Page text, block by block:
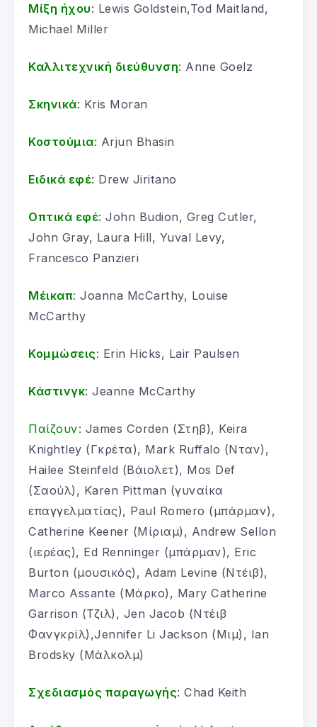
Μίξη ήχου: Lewis Goldstein,Tod Maitland,
Michael Miller
Καλλιτεχνική διεύθυνση: Anne Goelz
Σκηνικά: Kris Moran
Κοστούμια: Arjun Bhasin
Ειδικά εφέ: Drew Jiritano
Οπτικά εφέ: John Budion, Greg Cutler,
John Gray, Laura Hill, Yuval Levy,
Francesco Panzieri
Μέικαπ: Joanna McCarthy, Louise
McCarthy
Κομμώσεις: Erin Hicks, Lair Paulsen
Κάστινγκ: Jeanne McCarthy
Παίζουν: James Corden (Στηβ), Keira
Knightley (Γκρέτα), Mark Ruffalo (Νταν),
Hailee Steinfeld (Βάιολετ), Mos Def
(Σαούλ), Karen Pittman (γυναίκα
επαγγελματίας), Paul Romero (μπάρμαν),
Catherine Keener (Μίριαμ), Andrew Sellon
(ιερέας), Ed Renninger (μπάρμαν), Eric
Burton (μουσικός), Adam Levine (Ντέιβ),
Marco Assante (Μάρκο), Mary Catherine
Garrison (Τζιλ), Jen Jacob (Ντέιβ
Φανγκρίλ),Jennifer Li Jackson (Μιμ), Ian
Brodsky (Μάλκολμ)
Σχεδιασμός παραγωγής: Chad Keith